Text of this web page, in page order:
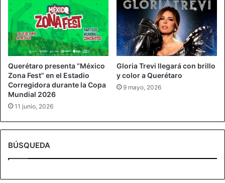
Querétaro presenta “México
Zona Fest” en el Estadio
Corregidora durante la Copa
Mundial 2026
11 junio, 2026
Gloria Trevi llegará con brillo
y color a Querétaro
9 mayo, 2026
BÚSQUEDA